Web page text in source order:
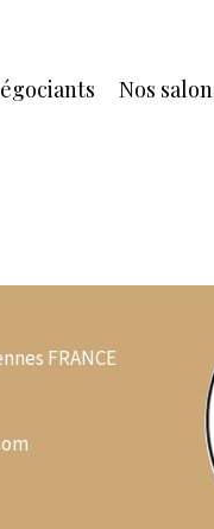
Nos
FRANCE